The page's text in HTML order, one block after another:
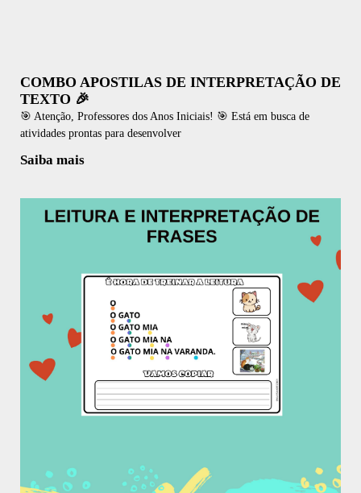
COMBO APOSTILAS DE INTERPRETAÇÃO DE
TEXTO 🎉
🎯 Atenção, Professores dos Anos Iniciais! 🎯 Está em busca de
atividades prontas para desenvolver
Saiba mais